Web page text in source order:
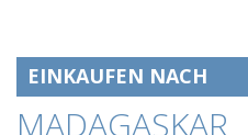
MADAGASKAR
EINKAUFEN NACH